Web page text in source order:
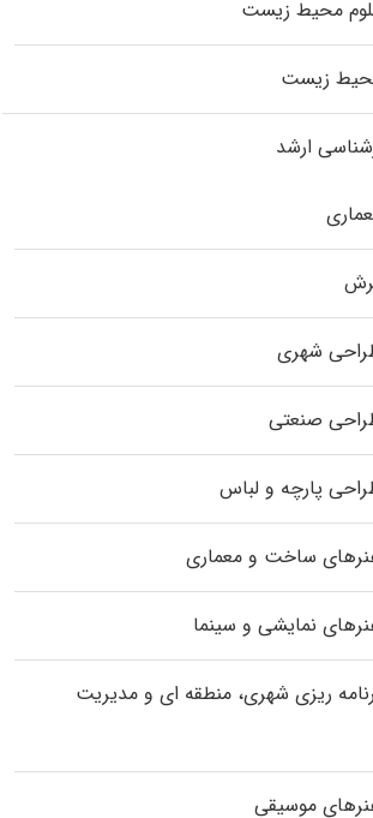
محیط‌ زیست
زیست
ارشد
شهری
صنعتی
پارچه و لباس
ساخت و معماری
نمایشی و سینما
ریزی شهری، منطقه‌ ای و مدیریت
موسیقی